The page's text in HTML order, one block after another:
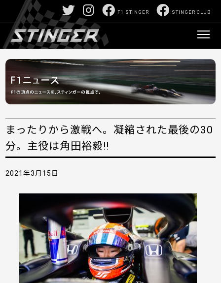
STINGER CLUB
F1 STINGER
まったりから激戦へ。凝縮された最後の30
分。主役は角田裕毅!!
2021年3月15日